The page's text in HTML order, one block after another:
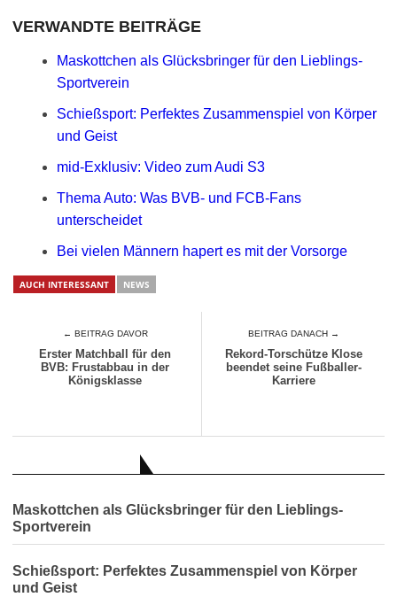
VERWANDTE BEITRÄGE
Maskottchen als Glücksbringer für den Lieblings-
Sportverein
Schießsport: Perfektes Zusammenspiel von Körper
und Geist
mid-Exklusiv: Video zum Audi S3
Thema Auto: Was BVB- und FCB-Fans
unterscheidet
Bei vielen Männern hapert es mit der Vorsorge
AUCH INTERESSANT NEWS
← BEITRAG DAVOR
Erster Matchball für den
BVB: Frustabbau in der
Königsklasse
BEITRAG DANACH →
Rekord-Torschütze Klose
beendet seine Fußballer-
Karriere
Maskottchen als Glücksbringer für den Lieblings-
Sportverein
Schießsport: Perfektes Zusammenspiel von Körper
und Geist